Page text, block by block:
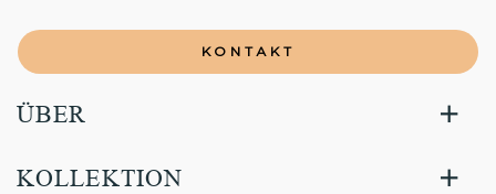
KONTAKT
ÜBER
KOLLEKTION